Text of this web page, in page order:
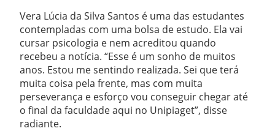
Vera Lúcia da Silva Santos é uma das estudantes
contempladas com uma bolsa de estudo. Ela vai
cursar psicologia e nem acreditou quando
recebeu a notícia. “Esse é um sonho de muitos
anos. Estou me sentindo realizada. Sei que terá
muita coisa pela frente, mas com muita
perseverança e esforço vou conseguir chegar até
o final da faculdade aqui no Unipiaget”, disse
radiante.